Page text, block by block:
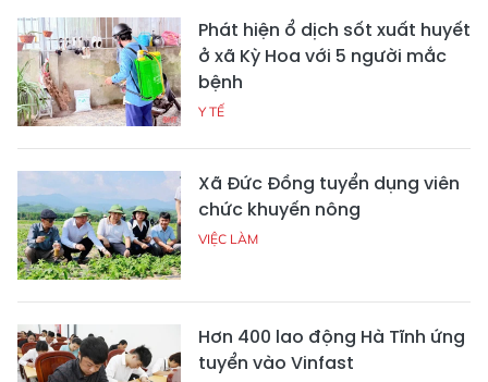
Phát hiện ổ dịch sốt xuất huyết
ở xã Kỳ Hoa với 5 người mắc
bệnh
Y TẾ
Xã Đức Đồng tuyển dụng viên
chức khuyến nông
VIỆC LÀM
Hơn 400 lao động Hà Tĩnh ứng
tuyển vào Vinfast